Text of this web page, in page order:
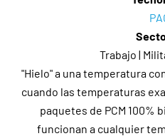
Trabajo |
"Hielo" a una temperatura
cuando las temperaturas
paquetes de PCM 100%
funcionan a cualquier